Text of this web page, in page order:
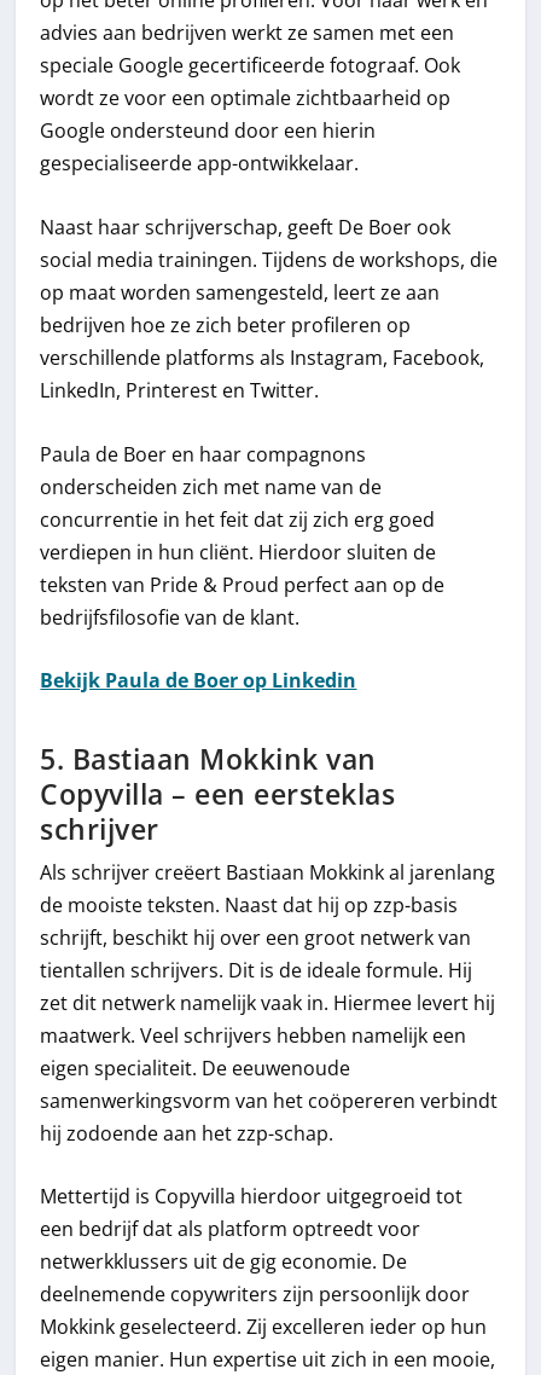
advies aan bedrijven werkt ze samen met een
speciale Google gecertificeerde fotograaf. Ook
wordt ze voor een optimale zichtbaarheid op
Google ondersteund door een hierin
gespecialiseerde app-ontwikkelaar.
Naast haar schrijverschap, geeft De Boer ook
social media trainingen. Tijdens de workshops, die
op maat worden samengesteld, leert ze aan
bedrijven hoe ze zich beter profileren op
verschillende platforms als Instagram, Facebook,
LinkedIn, Printerest en Twitter.
Paula de Boer en haar compagnons
onderscheiden zich met name van de
concurrentie in het feit dat zij zich erg goed
verdiepen in hun cliënt. Hierdoor sluiten de
teksten van Pride & Proud perfect aan op de
bedrijfsfilosofie van de klant.
Bekijk Paula de Boer op Linkedin
5. Bastiaan Mokkink van
Copyvilla – een eersteklas
schrijver
Als schrijver creëert Bastiaan Mokkink al jarenlang
de mooiste teksten. Naast dat hij op zzp-basis
schrijft, beschikt hij over een groot netwerk van
tientallen schrijvers. Dit is de ideale formule. Hij
zet dit netwerk namelijk vaak in. Hiermee levert hij
maatwerk. Veel schrijvers hebben namelijk een
eigen specialiteit. De eeuwenoude
samenwerkingsvorm van het coöpereren verbindt
hij zodoende aan het zzp-schap.
Mettertijd is Copyvilla hierdoor uitgegroeid tot
een bedrijf dat als platform optreedt voor
netwerkklussers uit de gig economie. De
deelnemende copywriters zijn persoonlijk door
Mokkink geselecteerd. Zij excelleren ieder op hun
eigen manier. Hun expertise uit zich in een mooie,